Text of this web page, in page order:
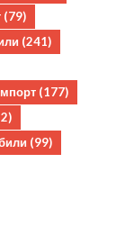
(79)
(241)
(177)
(99)